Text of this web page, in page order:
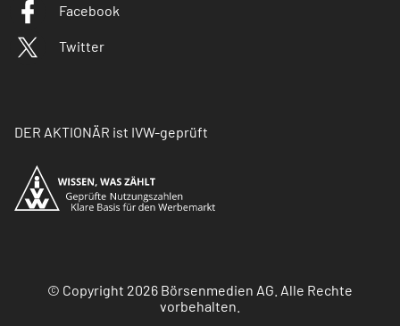
Facebook
Twitter
DER AKTIONÄR ist IVW-geprüft
© Copyright 2026 Börsenmedien AG. Alle Rechte
vorbehalten.